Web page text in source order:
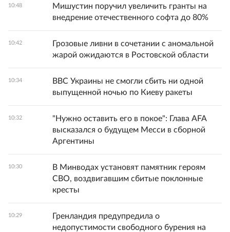
10:48
Мишустин поручил увеличить гранты на
внедрение отечественного софта до 80%
10:42
Грозовые ливни в сочетании с аномальной
жарой ожидаются в Ростовской области
10:34
ВВС Украины не смогли сбить ни одной
выпущенной ночью по Киеву ракеты
10:32
"Нужно оставить его в покое": Глава AFA
высказался о будущем Месси в сборной
Аргентины
10:30
В Минводах установят памятник героям
СВО, воздвигавшим сбитые поклонные
кресты
10:29
Гренландия предупредила о
недопустимости свободного бурения на